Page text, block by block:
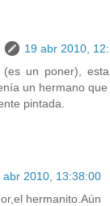
19 abr 2010,
(es un poner),
un hermano que
pintada.
abr 2010, 13:38:00
hermanito.Aún